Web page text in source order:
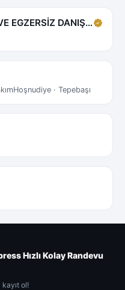
ALBAY FİZİK TEDAVİ VE EGZERSİZ DANIŞMA MERKEZİ
Hoşnudiye · Tepebaşı
Hızlı Kolay Randevu
ol!